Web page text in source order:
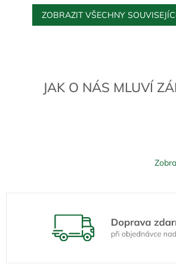
JAK O NÁS MLUVÍ
ZOBRAZIT VŠECHNY